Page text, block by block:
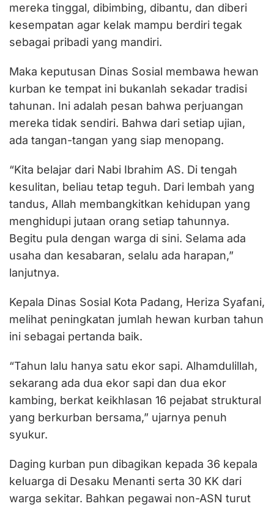
mereka tinggal, dibimbing, dibantu, dan diberi
kesempatan agar kelak mampu berdiri tegak
sebagai pribadi yang mandiri.
Maka keputusan Dinas Sosial membawa hewan
kurban ke tempat ini bukanlah sekadar tradisi
tahunan. Ini adalah pesan bahwa perjuangan
mereka tidak sendiri. Bahwa dari setiap ujian,
ada tangan-tangan yang siap menopang.
“Kita belajar dari Nabi Ibrahim AS. Di tengah
kesulitan, beliau tetap teguh. Dari lembah yang
tandus, Allah membangkitkan kehidupan yang
menghidupi jutaan orang setiap tahunnya.
Begitu pula dengan warga di sini. Selama ada
usaha dan kesabaran, selalu ada harapan,”
lanjutnya.
Kepala Dinas Sosial Kota Padang, Heriza Syafani,
melihat peningkatan jumlah hewan kurban tahun
ini sebagai pertanda baik.
“Tahun lalu hanya satu ekor sapi. Alhamdulillah,
sekarang ada dua ekor sapi dan dua ekor
kambing, berkat keikhlasan 16 pejabat struktural
yang berkurban bersama,” ujarnya penuh
syukur.
Daging kurban pun dibagikan kepada 36 kepala
keluarga di Desaku Menanti serta 30 KK dari
warga sekitar. Bahkan pegawai non-ASN turut